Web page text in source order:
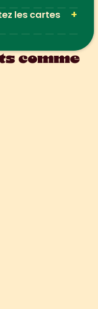
les cartes
+
comme